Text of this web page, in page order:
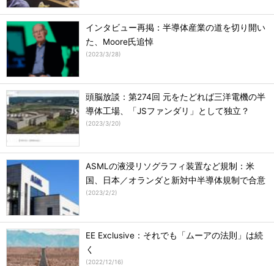
インタビュー再掲：半導体産業の道を切り開い
た、Moore氏追悼
(2023/3/28)
頭脳放談：第274回 元をたどれば三洋電機の半
導体工場、「JSファンダリ」として独立？
(2023/3/20)
ASMLの液浸リソグラフィ装置など規制：米
国、日本／オランダと新対中半導体規制で合意
(2023/2/2)
EE Exclusive：それでも「ムーアの法則」は続
く
(2022/12/16)